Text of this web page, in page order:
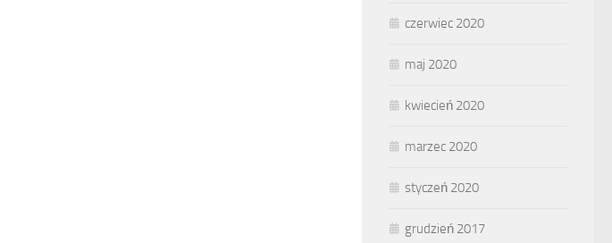
czerwiec 2020
maj 2020
kwiecień 2020
marzec 2020
styczeń 2020
grudzień 2017